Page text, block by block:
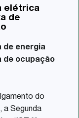
Share
elétrica
de
de energia
de ocupação
do
a Segunda